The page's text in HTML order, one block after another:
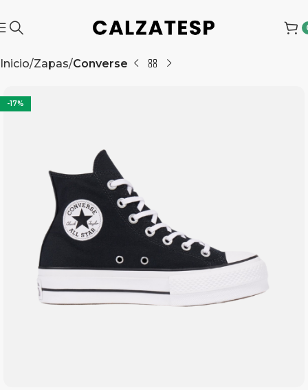
Inicio Zapas Converse
-17%